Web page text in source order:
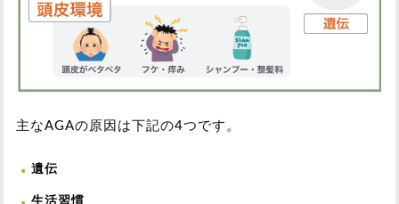
主なAGAの原因は下記の4つです。
遺伝